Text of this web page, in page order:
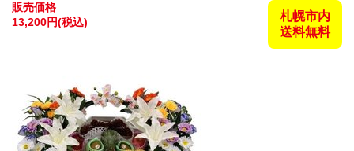
販売価格
13,200円(税込)
札幌市内
送料無料